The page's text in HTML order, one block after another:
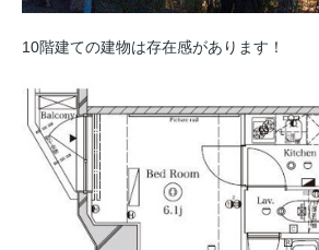
10階建ての建物は存在感があります！